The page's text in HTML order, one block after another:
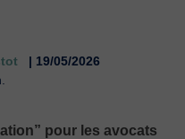
| 19/05/2026
pour les avocats